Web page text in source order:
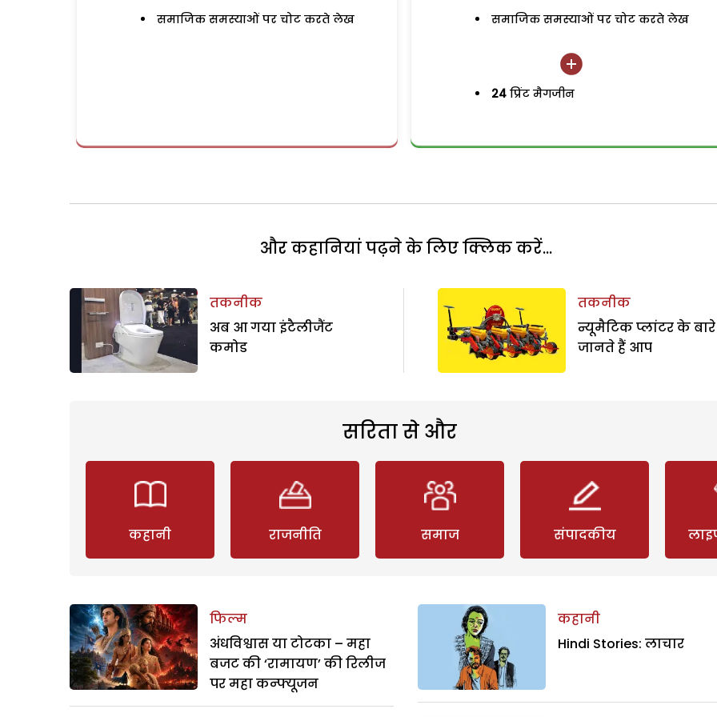
समाजिक समस्याओं पर चोट करते लेख समाजिक समस्याओं पर चोट करते लेख
24 प्रिंट मैगजीन
और कहानियां पढ़ने के लिए क्लिक करें...
तकनीक
अब आ गया इंटैलीजैंट
कमोड
तकनीक
न्यूमैटिक प्लांटर के
जानते हैं आप
सरिता से और
कहानी राजनीति समाज संपादकीय
फिल्म
अंधविश्वास या टोटका – महा
बजट की ‘रामायण’ की रिलीज
पर महा कन्फ्यूजन
कहानी
Hindi Stories: लाचार